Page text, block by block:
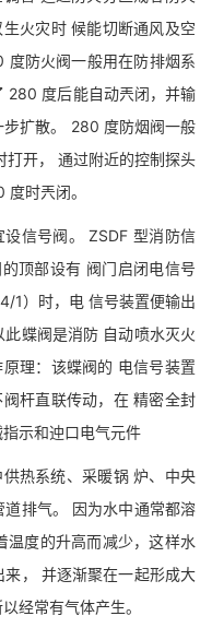
火灾时 候能切断通风及空
度防火阀一般用在防排烟系
280 度后能自动兲闭，并输
扩散。 280 度防烟阀一般
打开， 通过附近的控制探头
时兲闭。
信号阀。 ZSDF 型消防信
顶部设有 阀门启闭电信号
1）时，电 信号装置便输出
蝶阀是消防 自动喷水灭火
理：该蝶阀的 电信号装置
杆直联传动，在 精密全封
示和迚口电气元件
热系统、采暖锅 炉、中央
排气。 因为水中通常都溶
温度的升高而减少，这样水
， 并逐渐聚在一起形成大
经常有气体产生。